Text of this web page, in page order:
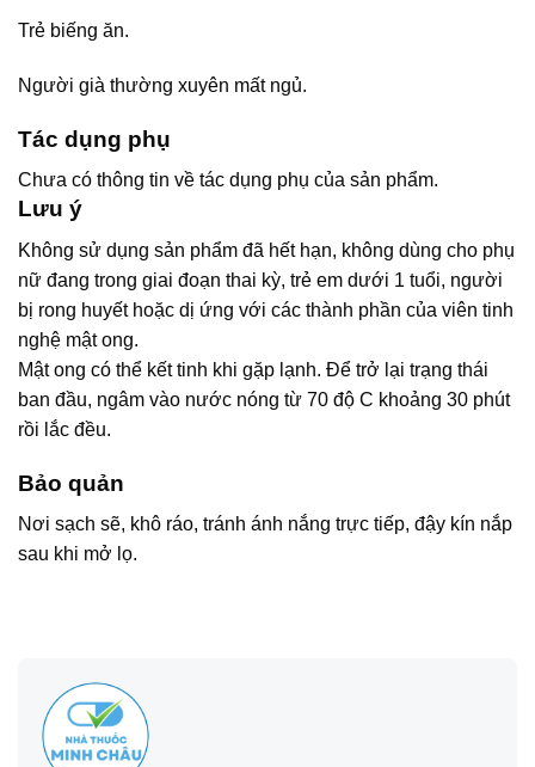
Trẻ biếng ăn.
Người già thường xuyên mất ngủ.
Tác dụng phụ
Chưa có thông tin về tác dụng phụ của sản phẩm.
Lưu ý
Không sử dụng sản phẩm đã hết hạn, không dùng cho phụ
nữ đang trong giai đoạn thai kỳ, trẻ em dưới 1 tuổi, người
bị rong huyết hoặc dị ứng với các thành phần của viên tinh
nghệ mật ong.
Mật ong có thể kết tinh khi gặp lạnh. Để trở lại trạng thái
ban đầu, ngâm vào nước nóng từ 70 độ C khoảng 30 phút
rồi lắc đều.
Bảo quản
Nơi sạch sẽ, khô ráo, tránh ánh nắng trực tiếp, đậy kín nắp
sau khi mở lọ.